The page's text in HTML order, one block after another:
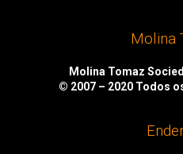
Molina
Molina Tomaz
© 2007 – 2020 Todos